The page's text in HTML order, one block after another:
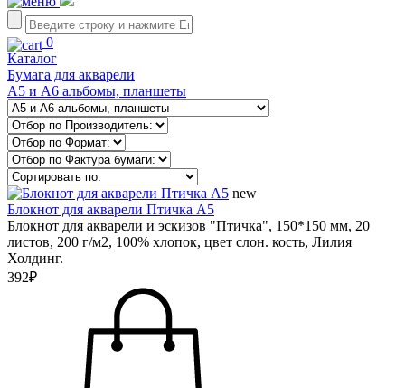
0
Каталог
Бумага для акварели
А5 и А6 альбомы, планшеты
new
Блокнот для акварели Птичка А5
Блокнот для акварели и эскизов "Птичка", 150*150 мм, 20
листов, 200 г/м2, 100% хлопок, цвет слон. кость, Лилия
Холдинг.
392₽